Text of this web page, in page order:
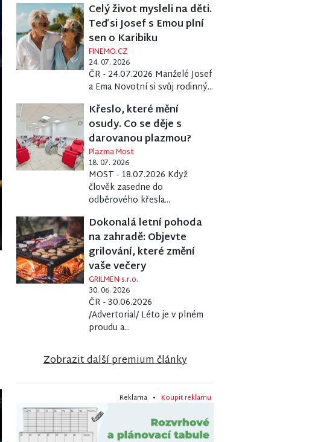
Celý život mysleli na děti.
Teď si Josef s Emou plní
sen o Karibiku
FINEMO.CZ
24. 07. 2026
ČR - 24.07.2026 Manželé Josef
a Ema Novotní si svůj rodinný...
Křeslo, které mění
osudy. Co se děje s
darovanou plazmou?
Plazma Most
18. 07. 2026
MOST - 18.07.2026 Když
člověk zasedne do
odběrového křesla...
Dokonalá letní pohoda
na zahradě: Objevte
grilování, které změní
vaše večery
GRILMEN s.r.o.
30. 06. 2026
ČR - 30.06.2026
/Advertorial/ Léto je v plném
proudu a...
Zobrazit další premium články
Reklama • Koupit reklamu